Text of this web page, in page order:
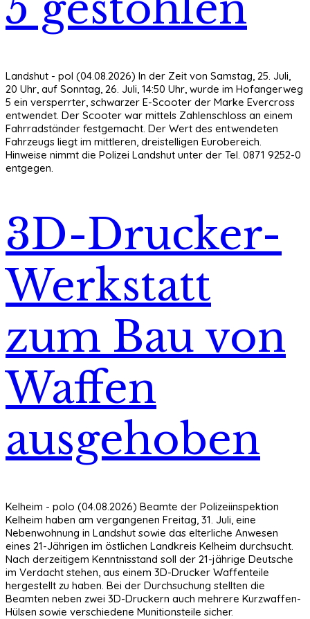
Landshut - pol (04.08.2026) In der Zeit von Samstag, 25. Juli,
20 Uhr, auf Sonntag, 26. Juli, 14:50 Uhr, wurde im Hofangerweg
5 ein versperrter, schwarzer E-Scooter der Marke Evercross
entwendet. Der Scooter war mittels Zahlenschloss an einem
Fahrradständer festgemacht. Der Wert des entwendeten
Fahrzeugs liegt im mittleren, dreistelligen Eurobereich.
Hinweise nimmt die Polizei Landshut unter der Tel. 0871 9252-0
entgegen.
3D-Drucker-
Werkstatt
zum Bau von
Waffen
ausgehoben
Kelheim - polo (04.08.2026) Beamte der Polizeiinspektion
Kelheim haben am vergangenen Freitag, 31. Juli, eine
Nebenwohnung in Landshut sowie das elterliche Anwesen
eines 21-Jährigen im östlichen Landkreis Kelheim durchsucht.
Nach derzeitigem Kenntnisstand soll der 21-jährige Deutsche
im Verdacht stehen, aus einem 3D-Drucker Waffenteile
hergestellt zu haben. Bei der Durchsuchung stellten die
Beamten neben zwei 3D-Druckern auch mehrere Kurzwaffen-
Hülsen sowie verschiedene Munitionsteile sicher.